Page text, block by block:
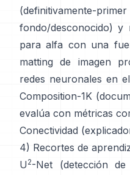
(definitivamente-
fondo/desconocido) y
para alfa con una
matting de imagen
redes neuronales en
Composition-1K (
evalúa con métricas
Conectividad (
4) Recortes de
U 2-Net (detección